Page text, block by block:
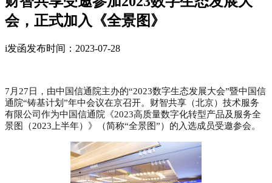
会，正式加入《全景图》
i发函发布时间：2023-07-28
7月27日，由中国信通院主办的“2023数字生态发展大会”暨中国信
通院“铸基计划”年中会议在京召开。财智共享（北京）技术服务
有限公司作为中国信通院《2023高质量数字化转型产品及服务全
景图（2023上半年）》（简称“全景图”）的入选成员受邀参会。